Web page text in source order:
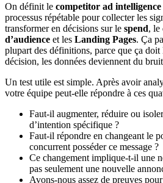
On définit le competitor ad intelligence
processus répétable pour collecter les
transformer en décisions sur le spend, le
d’audience et les Landing Pages. Ça
plupart des définitions, parce que ça doit
décision, les données deviennent du
Un test utile est simple. Après avoir
votre équipe peut-elle répondre à ces
Faut-il augmenter, réduire ou
d’intention spécifique ?
Faut-il répondre en changeant le
concurrent posséder ce message ?
Ce changement implique-t-il une
pas seulement une nouvelle
Avons-nous assez de preuves